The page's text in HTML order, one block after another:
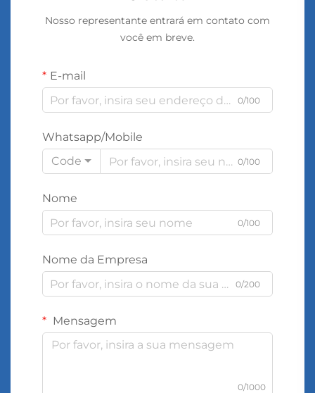
Nosso representante entrará em contato com
você em breve.
E-mail
0/100
Whatsapp/Mobile
Code
0/100
Nome
0/100
Nome da Empresa
0/200
Mensagem
0/1000